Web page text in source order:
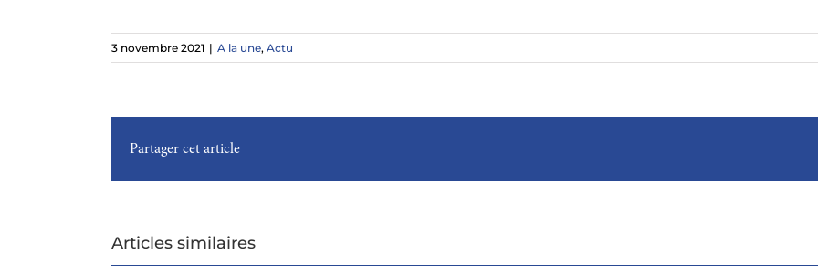
3 novembre 2021 | A la une, Actu
Partager cet article
Articles similaires